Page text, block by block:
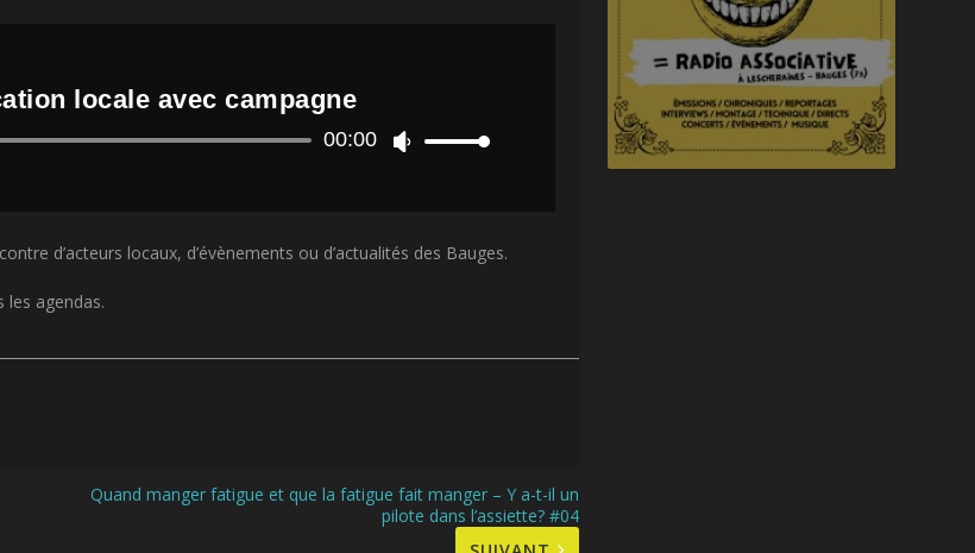
locale avec campagne
Lecteur
00:00
U
s
s
e
s
d’acteurs locaux, d’évènements ou d’actualités des Bauges.
agendas.
Quand manger fatigue et que la fatigue fait manger – Y a-t-il un
pilote dans l’assiette? #04